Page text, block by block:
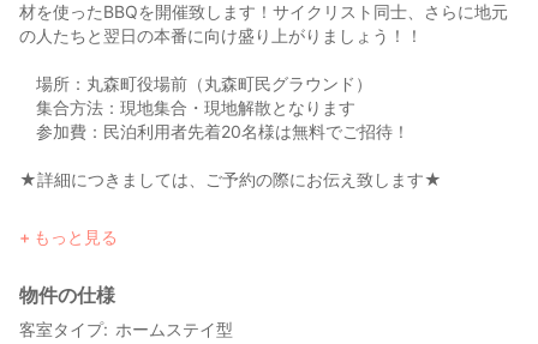
材を使ったBBQを開催致します！サイクリスト同士、さらに地元
の人たちと翌日の本番に向け盛り上がりましょう！！
場所：丸森町役場前（丸森町民グラウンド）
集合方法：現地集合・現地解散となります
参加費：民泊利用者先着20名様は無料でご招待！
★詳細につきましては、ご予約の際にお伝え致します★
元気な「みっちゃん」がみなさまを温かく迎えます。
樹齢700年の大銀杏（イチョウ）を望むことができる。
キッチン、リビングルームは、ご自由に利用できます。
もっと見る
物件の仕様
客室タイプ
ホームステイ型